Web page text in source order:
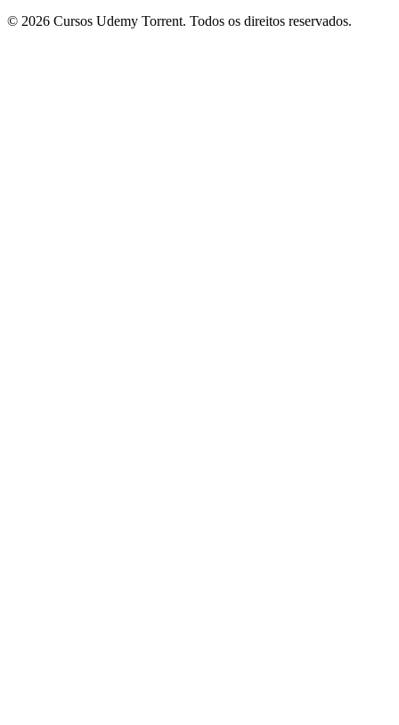
© 2026 Cursos Udemy Torrent. Todos os direitos reservados.